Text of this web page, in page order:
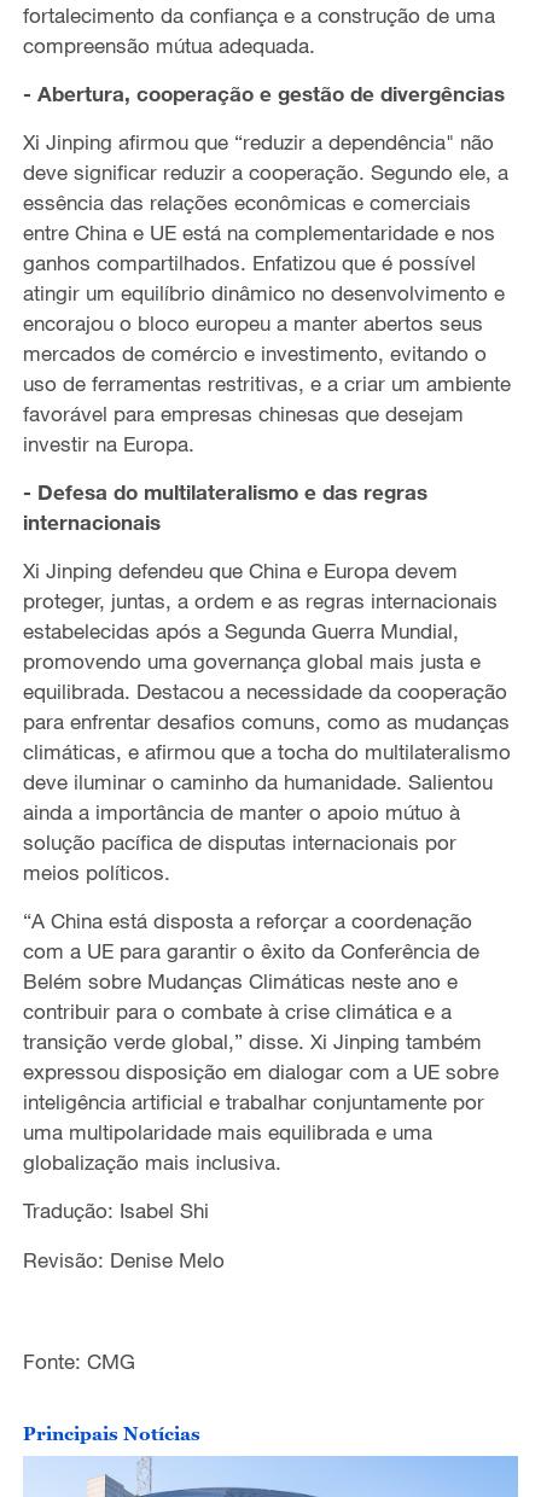
fortalecimento da confiança e a construção de uma
compreensão mútua adequada.
- Abertura, cooperação e gestão de divergências
Xi Jinping afirmou que “reduzir a dependência" não
deve significar reduzir a cooperação. Segundo ele, a
essência das relações econômicas e comerciais
entre China e UE está na complementaridade e nos
ganhos compartilhados. Enfatizou que é possível
atingir um equilíbrio dinâmico no desenvolvimento e
encorajou o bloco europeu a manter abertos seus
mercados de comércio e investimento, evitando o
uso de ferramentas restritivas, e a criar um ambiente
favorável para empresas chinesas que desejam
investir na Europa.
- Defesa do multilateralismo e das regras
internacionais
Xi Jinping defendeu que China e Europa devem
proteger, juntas, a ordem e as regras internacionais
estabelecidas após a Segunda Guerra Mundial,
promovendo uma governança global mais justa e
equilibrada. Destacou a necessidade da cooperação
para enfrentar desafios comuns, como as mudanças
climáticas, e afirmou que a tocha do multilateralismo
deve iluminar o caminho da humanidade. Salientou
ainda a importância de manter o apoio mútuo à
solução pacífica de disputas internacionais por
meios políticos.
“A China está disposta a reforçar a coordenação
com a UE para garantir o êxito da Conferência de
Belém sobre Mudanças Climáticas neste ano e
contribuir para o combate à crise climática e a
transição verde global,” disse. Xi Jinping também
expressou disposição em dialogar com a UE sobre
inteligência artificial e trabalhar conjuntamente por
uma multipolaridade mais equilibrada e uma
globalização mais inclusiva.
Tradução: Isabel Shi
Revisão: Denise Melo
Fonte: CMG
Principais Notícias